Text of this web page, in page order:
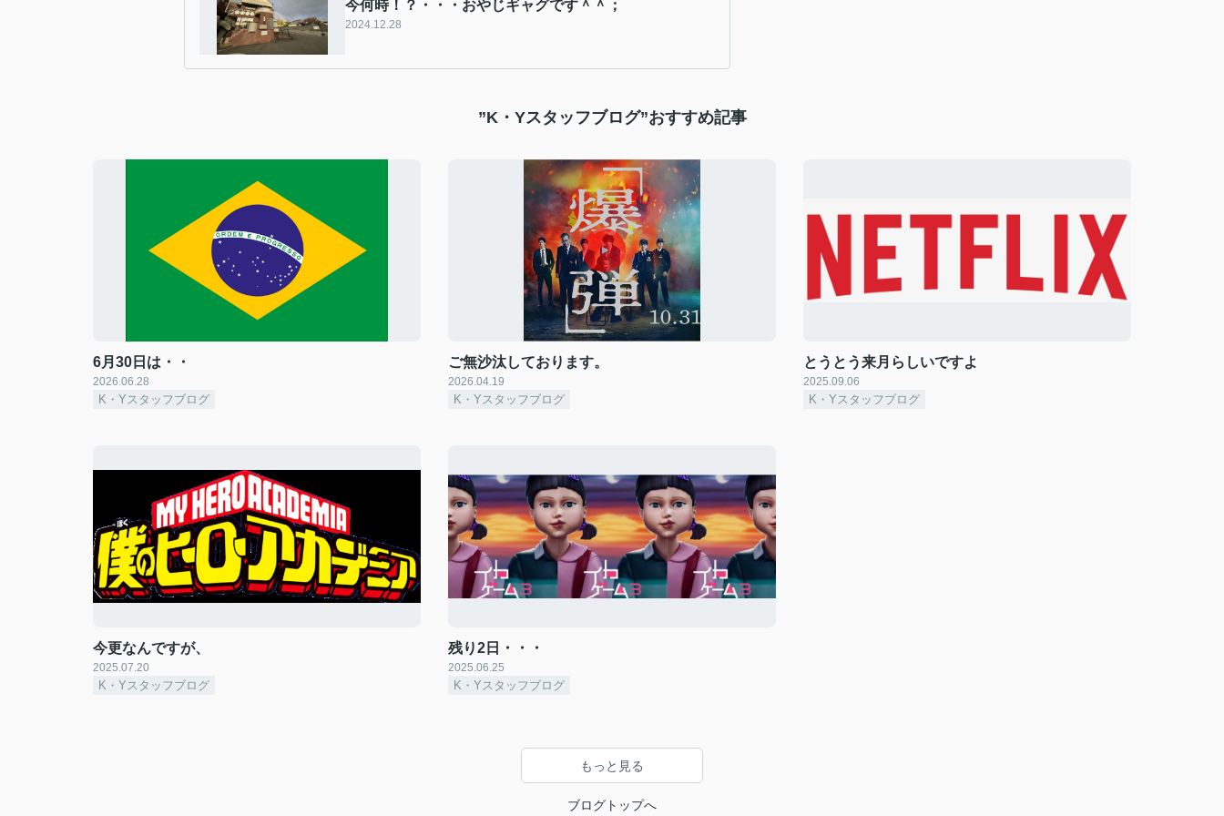
今何時！？・・・おやじギャグです＾＾；
2024.12.28
”K・Yスタッフブログ”おすすめ記事
6月30日は・・
2026.06.28
K・Yスタッフブログ
ご無沙汰しております。
2026.04.19
K・Yスタッフブログ
とうとう来月らしいですよ
2025.09.06
K・Yスタッフブログ
今更なんですが、
2025.07.20
K・Yスタッフブログ
残り2日・・・
2025.06.25
K・Yスタッフブログ
もっと見る
ブログトップへ